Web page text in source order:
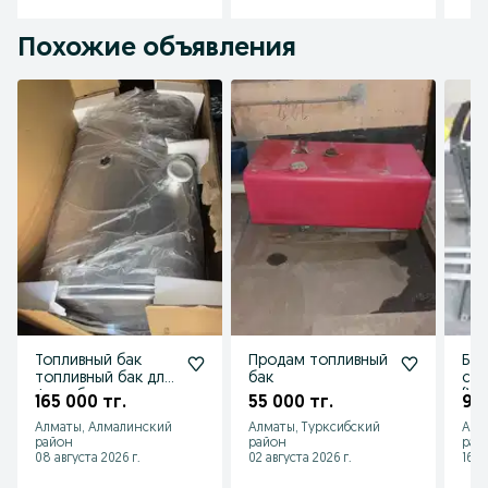
Похожие объявления
Топливный бак
топливный бак для
фуры бак на тягач
165 000 тг.
Алматы, Алмалинский
район
08 августа 2026 г.
Продам топливный
бак
55 000 тг.
Алматы, Турксибский
район
02 августа 2026 г.
16